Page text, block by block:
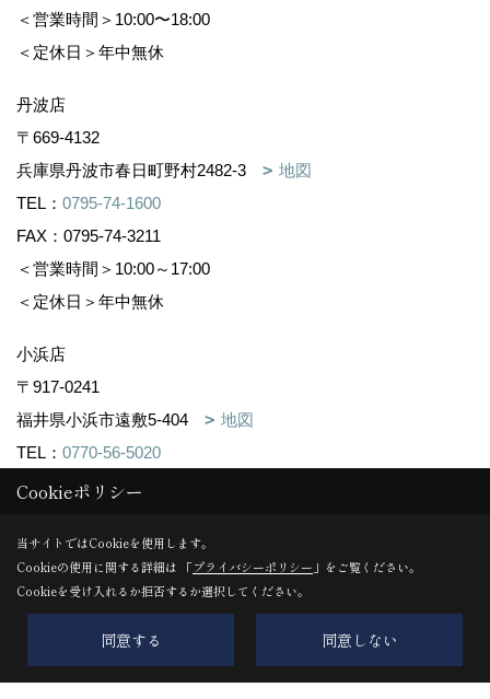
＜営業時間＞10:00〜18:00
＜定休日＞年中無休
丹波店
〒669-4132
兵庫県丹波市春日町野村2482-3
地図
TEL： 0795-74-1600
FAX：0795-74-3211
＜営業時間＞10:00～17:00
＜定休日＞年中無休
小浜店
〒917-0241
福井県小浜市遠敷5-404
地図
TEL： 0770-56-5020
FAX：0770-56-5021
＜定休日＞年中無休
TAMBASASAYAMA古民家リノベ店
〒669-2322
丹波篠山市呉服町59番15(デカンショ通)
地図
Cookieポリシー
当サイトではCookieを使用します。
Cookieの使用に関する詳細は 「プライバシーポリシー 」をご覧ください。
Cookieを受け入れるか拒否するか選択してください。
同意する 同意しない